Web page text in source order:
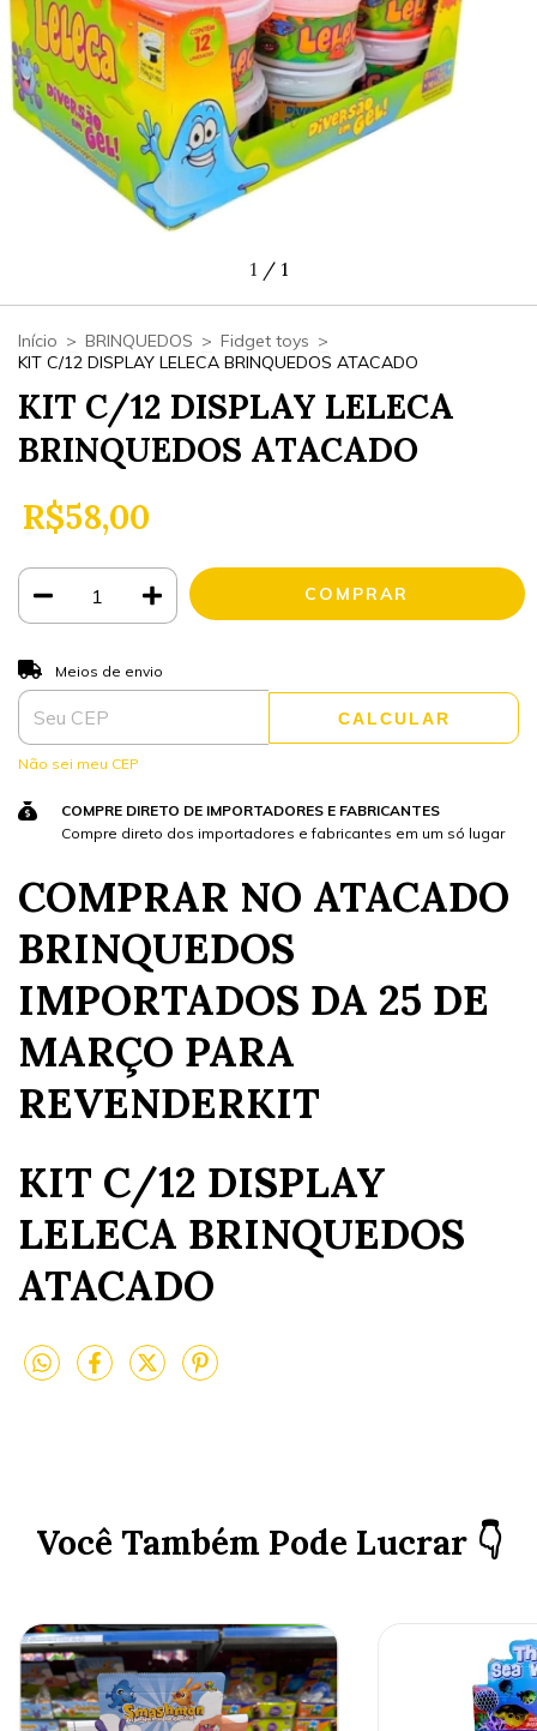
1 / 1
Início > BRINQUEDOS > Fidget toys >
KIT C/12 DISPLAY LELECA BRINQUEDOS ATACADO
KIT C/12 DISPLAY LELECA
BRINQUEDOS ATACADO
R$58,00
Entregas para o CEP:
Meios de envio
CALCULAR
Não sei meu CEP
COMPRE DIRETO DE IMPORTADORES E FABRICANTES
Compre direto dos importadores e fabricantes em um só lugar
COMPRAR NO ATACADO
BRINQUEDOS
IMPORTADOS DA 25 DE
MARÇO PARA
REVENDERKIT
KIT C/12 DISPLAY
LELECA BRINQUEDOS
ATACADO
Você Também Pode Lucrar 👇